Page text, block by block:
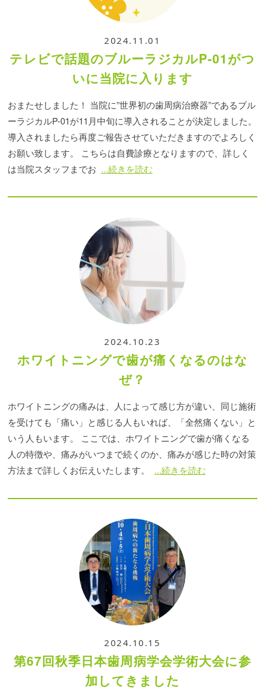
2024.11.01
テレビで話題のブルーラジカルP-01がつ
いに当院に入ります
おまたせしました！ 当院に”世界初の歯周病治療器”であるブル
ーラジカルP-01が11月中旬に導入されることが決定しました。
導入されましたら再度ご報告させていただきますのでよろしく
お願い致します。 こちらは自費診療となりますので、詳しく
は当院スタッフまでお ...続きを読む
2024.10.23
ホワイトニングで歯が痛くなるのはな
ぜ？
ホワイトニングの痛みは、人によって感じ方が違い、同じ施術
を受けても「痛い」と感じる人もいれば、「全然痛くない」と
いう人もいます。 ここでは、ホワイトニングで歯が痛くなる
人の特徴や、痛みがいつまで続くのか、痛みが感じた時の対策
方法まで詳しくお伝えいたします。
...続きを読む
2024.10.15
第67回秋季日本歯周病学会学術大会に参
加してきました